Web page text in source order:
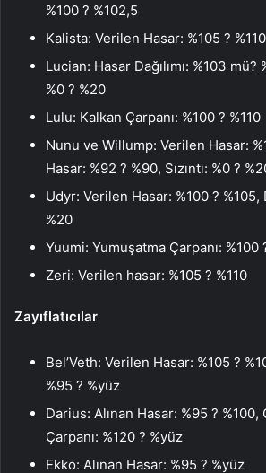
%100 ? %102,5
Kalista: Verilen Hasar: %105 ? %110
Lucian: Hasar Dağılımı: %103 mü?
%0 ? %20
Lulu: Kalkan Çarpanı: %100 ? %110
Nunu ve Willump: Verilen Hasar:
Hasar: %92 ? %90, Sızıntı: %0 ?
Udyr: Verilen Hasar: %100 ? %105,
%20
Yuumi: Yumuşatma Çarpanı: %100
Zeri: Verilen hasar: %105 ? %110
Zayıflatıcılar
Bel’Veth: Verilen Hasar: %105 ?
%95 ? %yüz
Darius: Alınan Hasar: %95 ?
Çarpanı: %120 ? %yüz
Ekko: Alınan Hasar: %95 ? %yüz